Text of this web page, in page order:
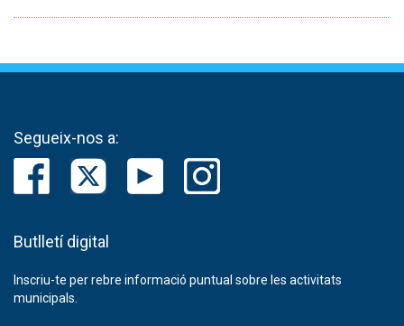
Segueix-nos a:
Butlletí digital
Inscriu-te per rebre informació puntual sobre les activitats
municipals.